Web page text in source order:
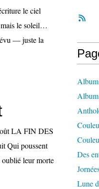
le ciel
mais le soleil…
— juste la
LA FIN DES
Qui poussent
oublié leur morte
Des
Lune